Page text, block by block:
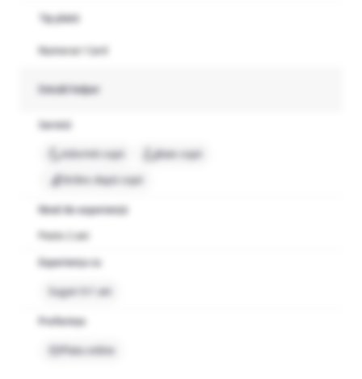
Tip plată
Numerar/ Card
Detalii helper
Servicii
Adormit copii
Baie copii
Strâns după copii
Nivel de experiență
Peste 2 ani
Experiența cu
Sugari 0-1 ani
Preferințe
Plata online